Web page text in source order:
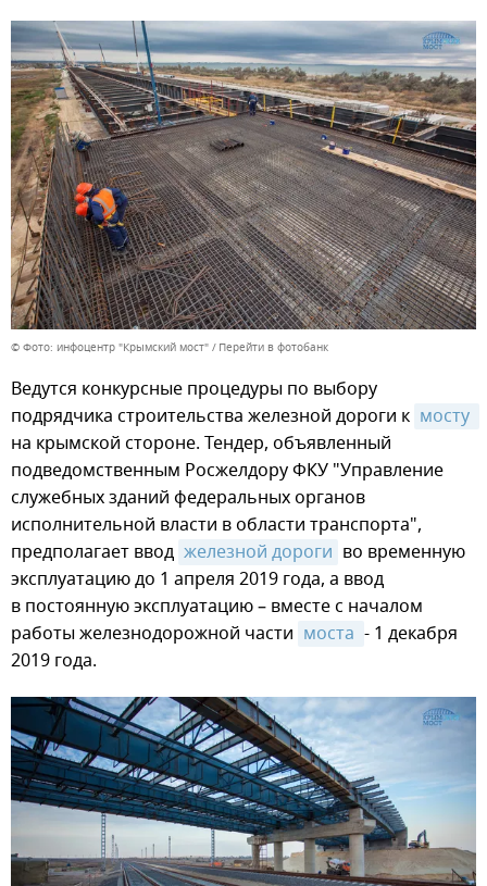
© Фото: инфоцентр "Крымский мост" Перейти в фотобанк
Ведутся конкурсные процедуры по выбору
подрядчика строительства железной дороги к
на крымской стороне. Тендер, объявленный
подведомственным Росжелдору ФКУ "Управление
служебных зданий федеральных органов
исполнительной власти в области транспорта",
предполагает ввод железной дороги во временную
эксплуатацию до 1 апреля 2019 года, а ввод
в постоянную эксплуатацию – вместе с началом
работы железнодорожной части моста - 1 декабря
2019 года.